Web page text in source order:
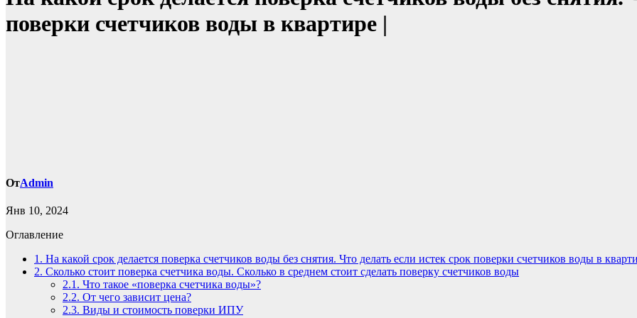
поверки счетчиков воды в квартире |
ОтAdmin
Янв 10, 2024
Оглавление
1. На какой срок делается поверка счетчиков воды без снятия. Что делать если истек срок поверки счетчиков воды в
2. Сколько стоит поверка счетчика воды. Сколько в среднем стоит сделать поверку счетчиков воды
2.1. Что такое «поверка счетчика воды»?
2.2. От чего зависит цена?
2.3. Виды и стоимость поверки ИПУ